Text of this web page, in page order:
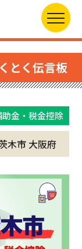
とく伝言板
助金・税金控除
木市 大阪府